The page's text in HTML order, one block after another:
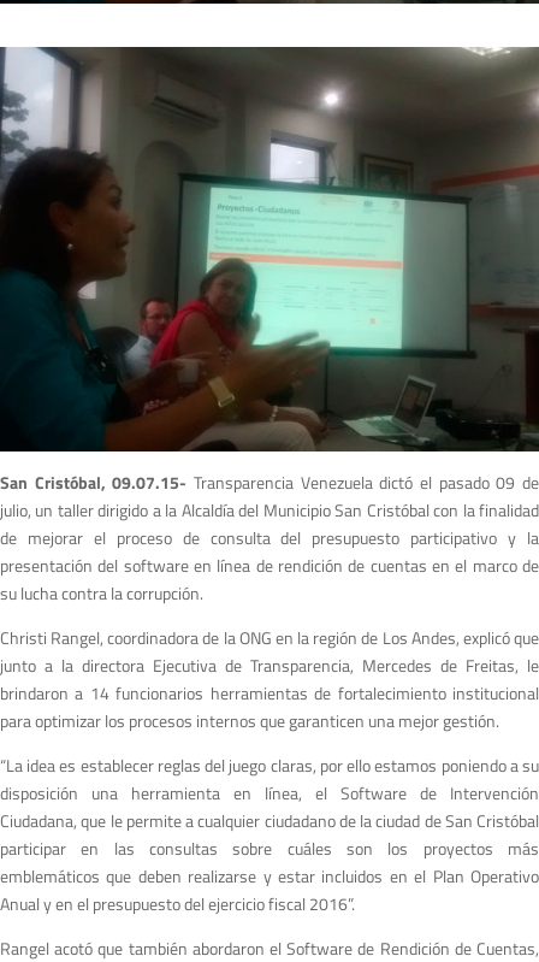
San Cristóbal, 09.07.15- Transparencia Venezuela dictó el pasado 09 de
julio, un taller dirigido a la Alcaldía del Municipio San Cristóbal con la finalidad
de mejorar el proceso de consulta del presupuesto participativo y la
presentación del software en línea de rendición de cuentas en el marco de
su lucha contra la corrupción.
Christi Rangel, coordinadora de la ONG en la región de Los Andes, explicó que
junto a la directora Ejecutiva de Transparencia, Mercedes de Freitas, le
brindaron a 14 funcionarios herramientas de fortalecimiento institucional
para optimizar los procesos internos que garanticen una mejor gestión.
“La idea es establecer reglas del juego claras, por ello estamos poniendo a su
disposición una herramienta en línea, el Software de Intervención
Ciudadana, que le permite a cualquier ciudadano de la ciudad de San Cristóbal
participar en las consultas sobre cuáles son los proyectos más
emblemáticos que deben realizarse y estar incluidos en el Plan Operativo
Anual y en el presupuesto del ejercicio fiscal 2016”.
Rangel acotó que también abordaron el Software de Rendición de Cuentas,